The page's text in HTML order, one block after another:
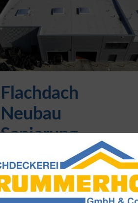
Flachdach
Neubau
Sanierung
1800 qm Flachdach Neubau
Sanierung mit einer PVC Folie.